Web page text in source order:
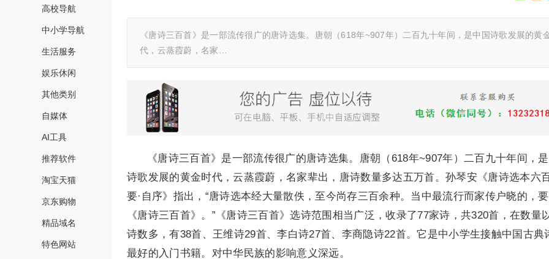
高校导航
中小学导航
生活服务
娱乐休闲
其他类别
自媒体
AI工具
推荐软件
淘宝天猫
京东购物
精品域名
特色网站
《唐诗三百首》是一部流传很广的唐诗选集。唐朝（618年~907年）二百九十年间，是中国诗歌发展的黄
代，云蒸霞蔚，名家…
《唐诗三百首》是一部流传很广的唐诗选集。唐朝（618年~907年）二百九十年间，
诗歌发展的黄金时代，云蒸霞蔚，名家辈出，唐诗数量多达五万首。孙琴安《唐诗选本六
要·自序》指出，“唐诗选本经大量散佚，至今尚存三百余种。当中最流行而家传户晓的，
《唐诗三百首》。”《唐诗三百首》选诗范围相当广泛，收录了77家诗，共320首，在数量
诗数多，有38首、王维诗29首、李白诗27首、李商隐诗22首。它是中小学生接触中国古典
最好的入门书籍。对中华民族的影响意义深远。